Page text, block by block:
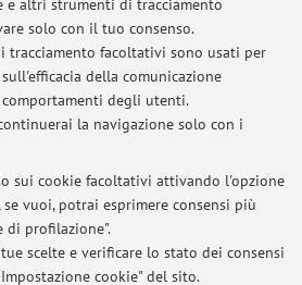
e altri strumenti di tracciamento
solo con il tuo consenso.
tracciamento facoltativi sono usati per
della comunicazione
degli utenti.
la navigazione solo con i
sui cookie facoltativi attivando l'opzione
se vuoi, potrai esprimere consensi più
di profilazione".
scelte e verificare lo stato dei consensi
cookie" del sito.
Ultimi avvisi
non sono presenti avvisi.
In evidenza